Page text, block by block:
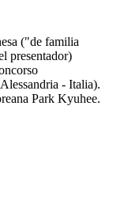
("de familia
presentador)
- Italia).
Park Kyuhee.